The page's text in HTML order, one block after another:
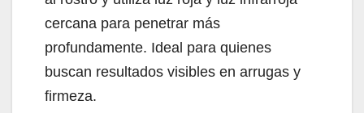
cercana para penetrar más
profundamente. Ideal para quienes
buscan resultados visibles en arrugas y
firmeza.